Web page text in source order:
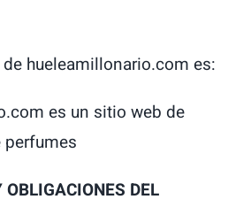
hueleamillonario.com es:
es un sitio web de
DEL